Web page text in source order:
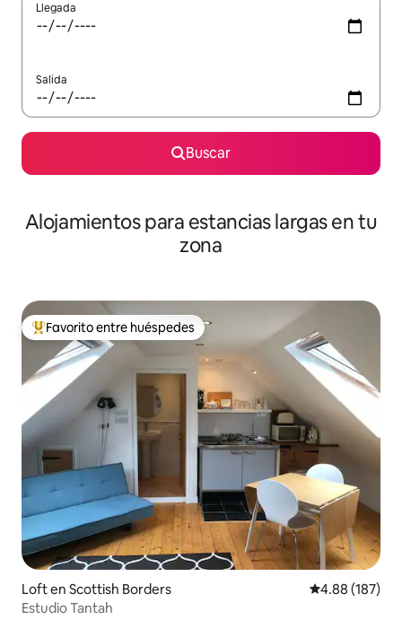
Llegada
Salida
Buscar
Alojamientos para estancias largas en tu
zona
De los mejores en Favorito entre huéspedes
Favorito entre huéspedes
Loft en Scottish Borders Calificación
4.88 (187)
Estudio Tantah